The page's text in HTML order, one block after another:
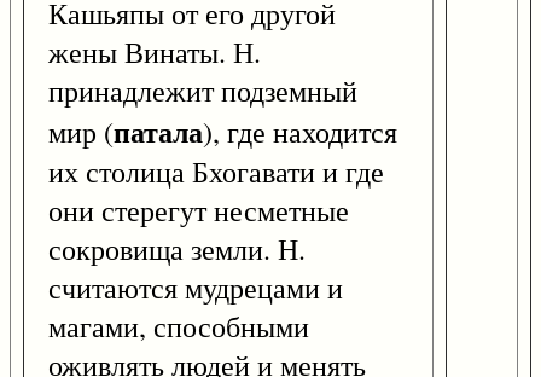
Кашьяпы от его другой
жены Винаты. Н.
принадлежит подземный
мир (патала), где находится
их столица Бхогавати и где
они стерегут несметные
сокровища земли. Н.
считаются мудрецами и
магами, способными
оживлять людей и менять